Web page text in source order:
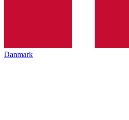
Danmark